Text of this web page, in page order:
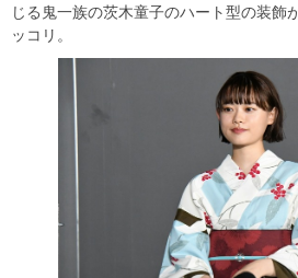
じる鬼一族の茨木童子のハート型の装飾
ッコリ。